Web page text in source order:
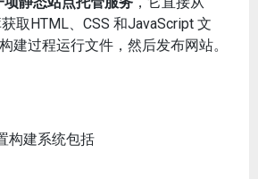
取HTML、CSS 和JavaScript 文
建过程运行文件，然后发布网站。
构建系统包括